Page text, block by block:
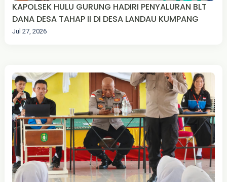
KAPOLSEK HULU GURUNG HADIRI PENYALURAN BLT
DANA DESA TAHAP II DI DESA LANDAU KUMPANG
Jul 27, 2026